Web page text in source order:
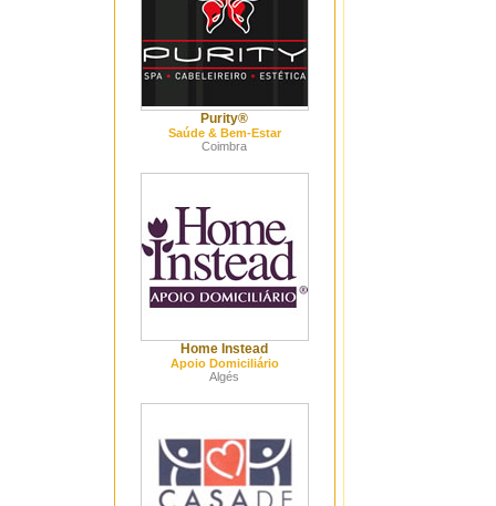
Purity®
Saúde & Bem-Estar
Coimbra
Home Instead
Apoio Domiciliário
Algés